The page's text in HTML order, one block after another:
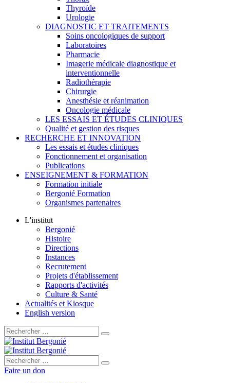
Thyroïde
Urologie
DIAGNOSTIC ET TRAITEMENTS
Soins oncologiques de support
Laboratoires
Pharmacie
Imagerie médicale diagnostique et
interventionnelle
Radiothérapie
Chirurgie
Anesthésie et réanimation
Oncologie médicale
LES ESSAIS ET ÉTUDES CLINIQUES
Qualité et gestion des risques
RECHERCHE ET INNOVATION
Les essais et études cliniques
Fonctionnement et organisation
Publications
ENSEIGNEMENT & FORMATION
Formation initiale
Bergonié Formation
Organismes partenaires
L'institut
Bergonié
Histoire
Directions
Instances
Recrutement
Projets d'établissement
Rapports d'activités
Culture & Santé
Actualités et Kiosque
English version
Rechercher :
Rechercher :
Faire un don